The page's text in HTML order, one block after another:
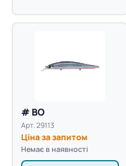
# BO
Арт. 29113
Ціна за запитом
Немає в наявності